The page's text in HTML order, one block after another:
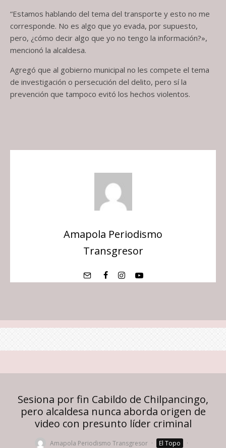
“Estamos hablando del tema del transporte y esto no me
corresponde. No es algo que yo evada, por supuesto,
pero, ¿cómo decir algo que yo no tengo la información?»,
mencionó la alcaldesa.
Agregó que al gobierno municipal no les compete el tema
de investigación o persecución del delito, pero sí la
prevención que tampoco evitó los hechos violentos.
Amapola Periodismo
Transgresor
Sesiona por fin Cabildo de Chilpancingo,
pero alcaldesa nunca aborda origen de
video con presunto líder criminal
Amapola Periodismo Transgresor · El Topo
·